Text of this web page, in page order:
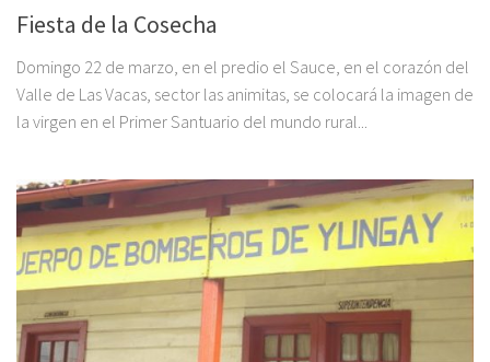
Fiesta de la Cosecha
Domingo 22 de marzo, en el predio el Sauce, en el corazón del
Valle de Las Vacas, sector las animitas, se colocará la imagen de
la virgen en el Primer Santuario del mundo rural...